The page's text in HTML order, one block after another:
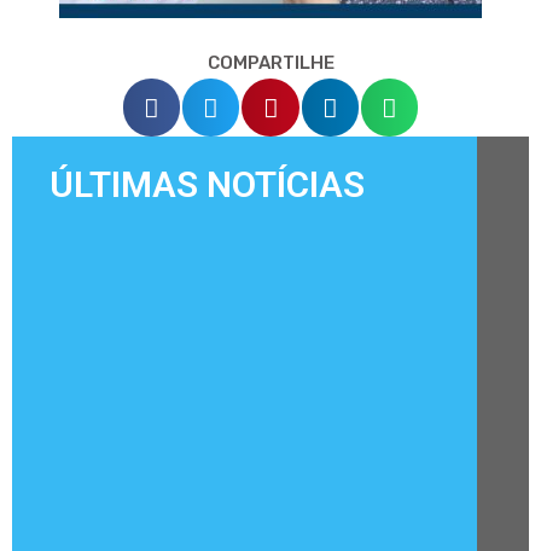
COMPARTILHE
ÚLTIMAS NOTÍCIAS